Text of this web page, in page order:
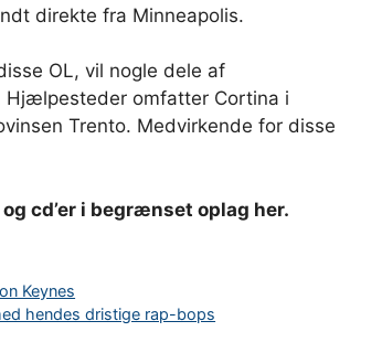
direkte fra Minneapolis.
OL, vil nogle dele af
omfatter Cortina i
Trento. Medvirkende for disse
cd’er i begrænset oplag her.
Keynes
hendes dristige rap-bops